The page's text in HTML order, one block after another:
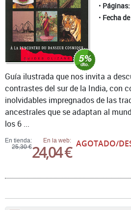
Páginas:
Fecha
En tienda:
25,30 €
En la web:
24,04 € AGOTADO/
Guía ilustrada que nos invita a
contrastes del sur de la India, con
inolvidables impregnados de las
ancestrales que se adaptan al
los 6 ...